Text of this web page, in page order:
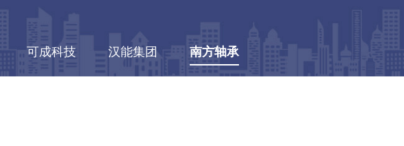
可成科技 汉能集团 南方轴承